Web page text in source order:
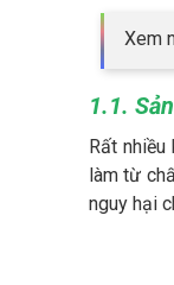
Xem
1.1.
Rất
làm từ
nguy hại